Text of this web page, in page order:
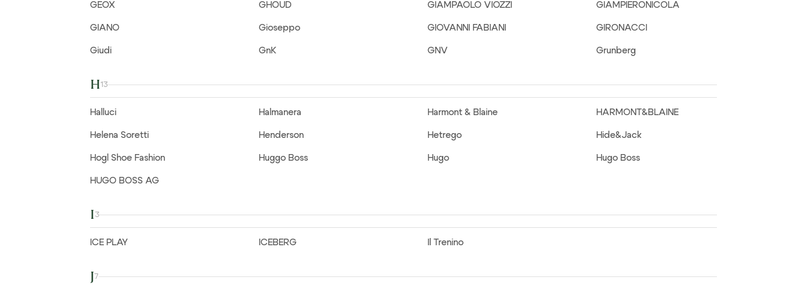
GEOX GHOUD GIAMPAOLO VIOZZI GIAMPIERONICOLA
GIANO Gioseppo GIOVANNI FABIANI GIRONACCI
Giudi GnK GNV Grunberg
H13
Halluci Halmanera Harmont & Blaine HARMONT&BLAINE
Helena Soretti Henderson Hetrego Hide&Jack
Hogl Shoe Fashion Huggo Boss Hugo Hugo Boss
HUGO BOSS AG
I3
ICE PLAY ICEBERG Il Trenino
J7